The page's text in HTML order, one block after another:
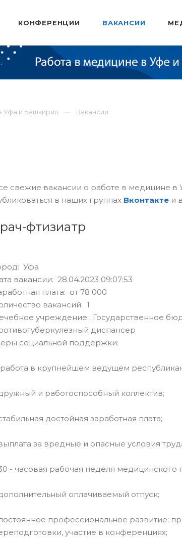
КОНФЕРЕНЦИИ ВАКАНСИИ
Уфа и Башкирия Вакансии
свежие вакансии о работе в медицине
в наших группах Вконтактеи в
фтизиатр
Уфа
вакансии: 28.04.2023 09:07:53
плата: от 78 000
вакансий: 1
учреждение: Государственное
диспансер
социальной поддержки:
в крупнейшем ведущем
и работоспособный коллектив;
достойная заработная плата;
за вредные и опасные условия
- часовая рабочая неделя медицинского
оплачиваемый отпуск;
профессиональное развитие:
участие в конференциях;